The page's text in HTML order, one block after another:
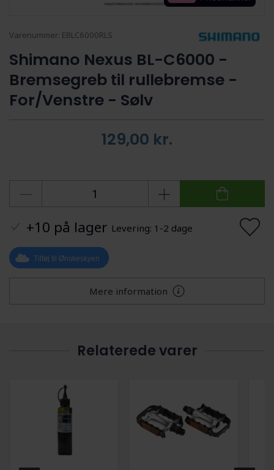
Varenummer: EBLC6000RLS
Shimano Nexus BL-C6000 -
Bremsegreb til rullebremse -
For/Venstre - Sølv
129,00 kr.
+10 på lager Levering: 1-2 dage
Tilføj til Ønskeskyen
Mere information
Relaterede varer